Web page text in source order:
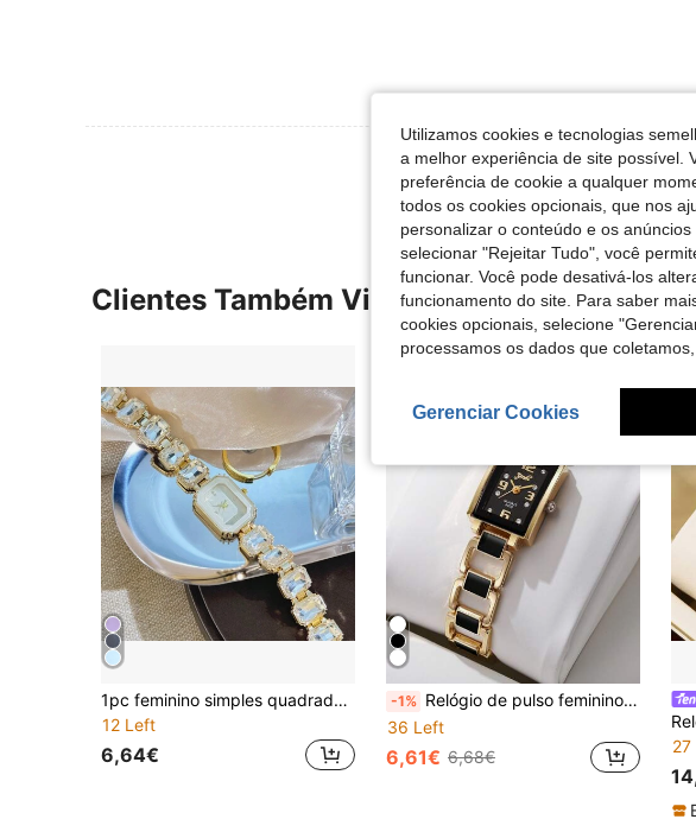
Ver Mais Avaliações
Clientes Também Visitaram
1pc feminino simples quadrado mostrador cristal relógio de quartzo, escala de diamante glitter banda, elegante para festa
12 Left
6,64€
-1% Relógio de pulso feminino clássico de quartzo com pulseira metálica e mostrador quadrado, design minimalista, não inclui caixa
36 Left
6,61€ 6,68€
Utilizamos cookies e tecnologias
a melhor experiência de site possível.
preferência de cookie a qualquer
todos os cookies opcionais, que nos
personalizar o conteúdo e os
selecionar "Rejeitar Tudo", você
funcionar. Você pode desativá-los
funcionamento do site. Para saber
cookies opcionais, selecione
processamos os dados que coletamos,
Gerenciar Cookies